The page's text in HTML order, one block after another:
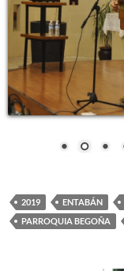
2019 ENTABÁN
PARROQUIA BEGOÑA